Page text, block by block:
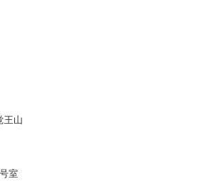
王山
室